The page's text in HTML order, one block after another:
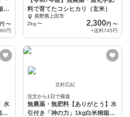
】
〜
円
料で育てたコシヒカリ（玄米）
長野県上田市
2kg 〜 2,300円 〜
+送料745円
水
風
北村広紀
注文から1日で発送
無農薬・無肥料【ありがとう】水
引付き「神の力」1kg白米桐箱風